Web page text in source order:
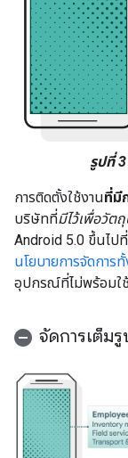
รูปที่ 3
การติดตั้งใช้งานที่มี
บริษัทที่มีไว้เพื่อวัต
Android 5.0 ขึ้นไป
นโยบายการจัดการ
อุปกรณ์ที่ไม่พร้อมใ
จัดการเต็ม